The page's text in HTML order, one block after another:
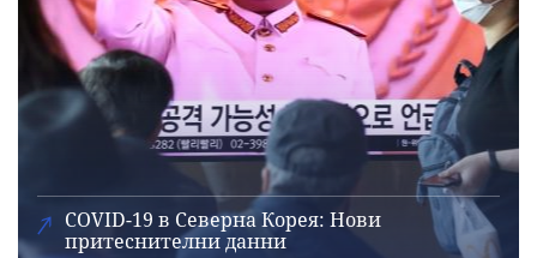
COVID-19 в Северна Корея: Нови
притеснителни данни